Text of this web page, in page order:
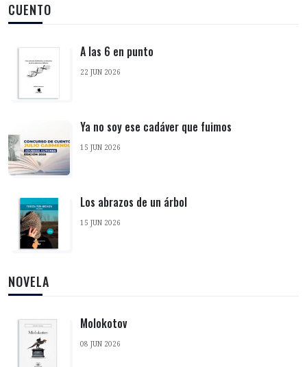
CUENTO
A las 6 en punto
22 JUN 2026
Ya no soy ese cadáver que fuimos
15 JUN 2026
Los abrazos de un árbol
15 JUN 2026
NOVELA
Molokotov
08 JUN 2026